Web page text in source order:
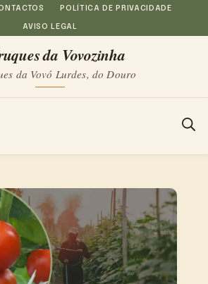
POLÍTICA DE PRIVACIDADE
AVISO LEGAL
da Vovozinha
da Vovó Lurdes, do Douro